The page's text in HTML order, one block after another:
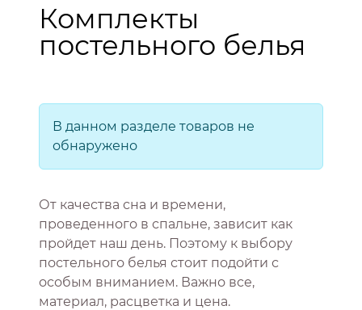
Комплекты
постельного белья
В данном разделе товаров не
обнаружено
От качества сна и времени,
проведенного в спальне, зависит как
пройдет наш день. Поэтому к выбору
постельного белья стоит подойти с
особым вниманием. Важно все,
материал, расцветка и цена.